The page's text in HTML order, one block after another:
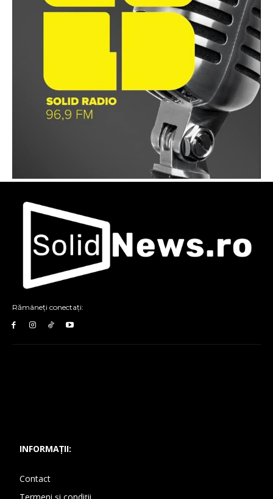
Rămâneți conectați:
INFORMAȚII:
Contact